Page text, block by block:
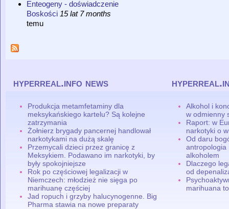
Enteogeny - doświadczenie
Boskości 15 lat 7 months
temu
hyperreal.info news
Produkcja metamfetaminy dla
meksykańskiego kartelu? Są kolejne
zatrzymania
Żołnierz brygady pancernej handlował
narkotykami na dużą skalę
Przemycali dzieci przez granicę z
Meksykiem. Podawano im narkotyki, by
były spokojniejsze
Rok po częściowej legalizacji w
Niemczech: młodzież nie sięga po
marihuanę częściej
Jad ropuch i grzyby halucynogenne. Big
Pharma stawia na nowe preparaty
Alkohol i
w odmienny
Raport: w
narkotyki o
Od daru
antropologia
alkoholem
Dlaczego
od
marihuana